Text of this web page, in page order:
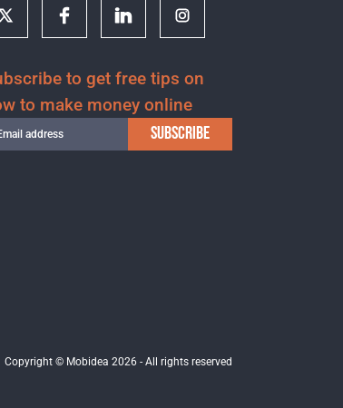
to get free tips on
to make money online
SUBSCRIBE
Copyright © Mobidea 2026 - All rights reserved